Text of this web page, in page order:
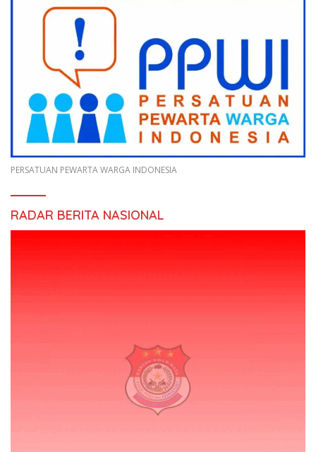
PERSATUAN PEWARTA WARGA INDONESIA
RADAR BERITA NASIONAL